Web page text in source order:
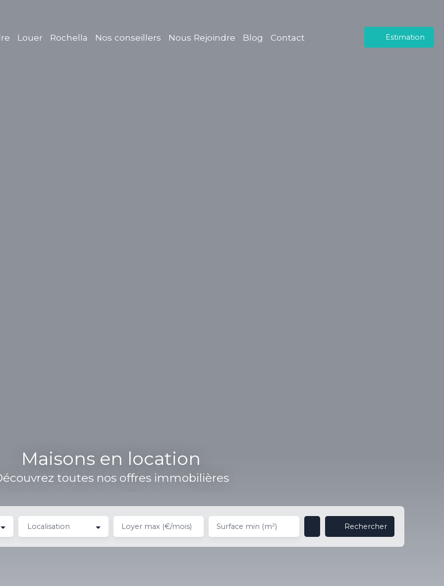
Louer Rochella Nos conseillers Nous Rejoindre Blog Contact Estimation
Maisons en location
toutes nos offres immobilières
Localisation Loyer max (€/mois) Surface min (m²) Rechercher